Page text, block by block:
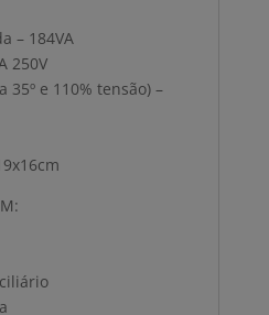
– 184VA
250V
35º e 110% tensão) –